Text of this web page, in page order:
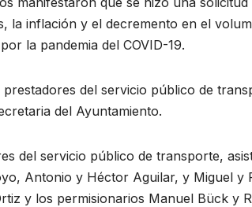
la inflación y el decremento en el
la pandemia del COVID-19.
del servicio público de
del Ayuntamiento.
del servicio público de transporte,
Antonio y Héctor Aguilar, y Miguel y
y los permisionarios Manuel Bück y